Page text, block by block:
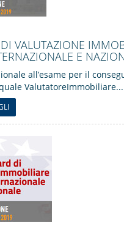
VALUTAZIONE
E
all’esame per il
ValutatoreImmobiliare...